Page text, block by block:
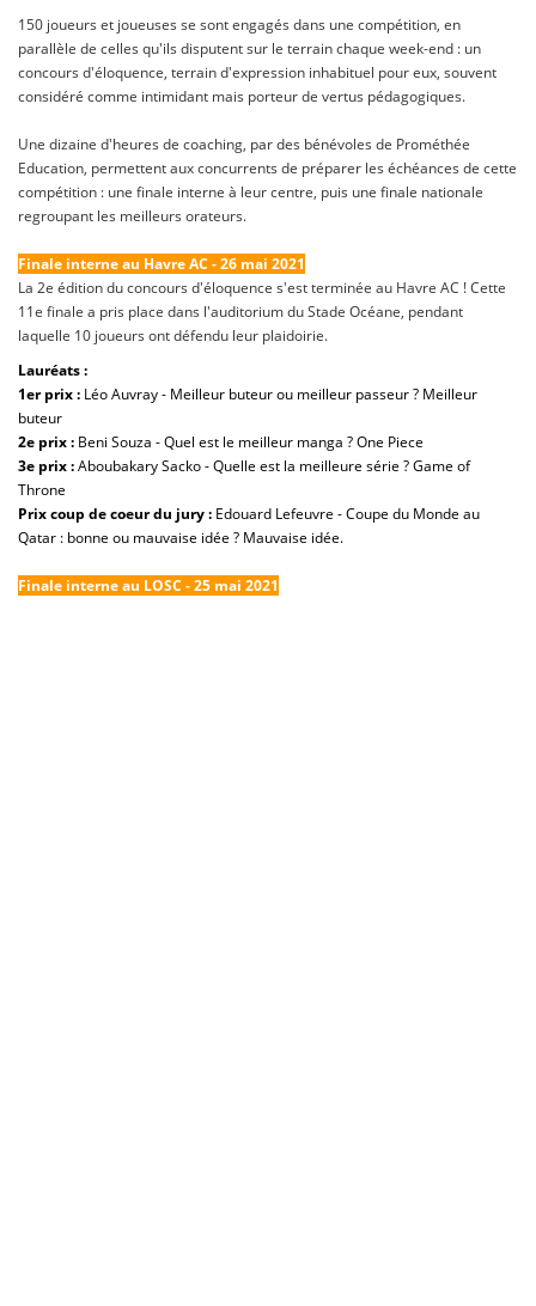
150 joueurs et joueuses se sont engagés dans une compétition, en
parallèle de celles qu'ils disputent sur le terrain chaque week-end : un
concours d'éloquence, terrain d'expression inhabituel pour eux, souvent
considéré comme intimidant mais porteur de vertus pédagogiques.
Une dizaine d'heures de coaching, par des bénévoles de Prométhée
Education, permettent aux concurrents de préparer les échéances de cette
compétition : une finale interne à leur centre, puis une finale nationale
regroupant les meilleurs orateurs.
Finale interne au Havre AC - 26 mai 2021
La 2e édition du concours d'éloquence s'est terminée au Havre AC ! Cette
11e finale a pris place dans l'auditorium du Stade Océane, pendant
laquelle 10 joueurs ont défendu leur plaidoirie.
Lauréats :
1er prix : Léo Auvray - Meilleur buteur ou meilleur passeur ? Meilleur
buteur
2e prix: Beni Souza - Quel est le meilleur manga ? One Piece
3e prix :Aboubakary Sacko - Quelle est la meilleure série ? Game of
Throne
Prix coup de coeur du jury : Edouard Lefeuvre - Coupe du Monde au
Qatar : bonne ou mauvaise idée ? Mauvaise idée.
Finale interne au LOSC - 25 mai 2021